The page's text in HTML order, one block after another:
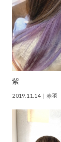
紫
2019.11.14 ｜赤羽